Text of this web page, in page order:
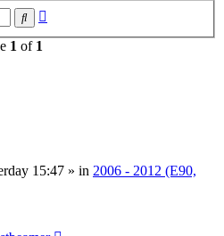
Search
1 of 1
15:47 » in 2006 - 2012 (E90,